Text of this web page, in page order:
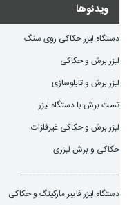
ویدئوها
دستگاه لیزر حکاکی روی سنگ
لیزر برش و حکاکی
لیزر برش و تابلوسازی
تست برش با دستگاه لیزر
لیزر برش و حکاکی غیرفلزات
حکاکی و برش لیزری
________________________
دستگاه لیزر فایبر مارکینگ و حکاکی